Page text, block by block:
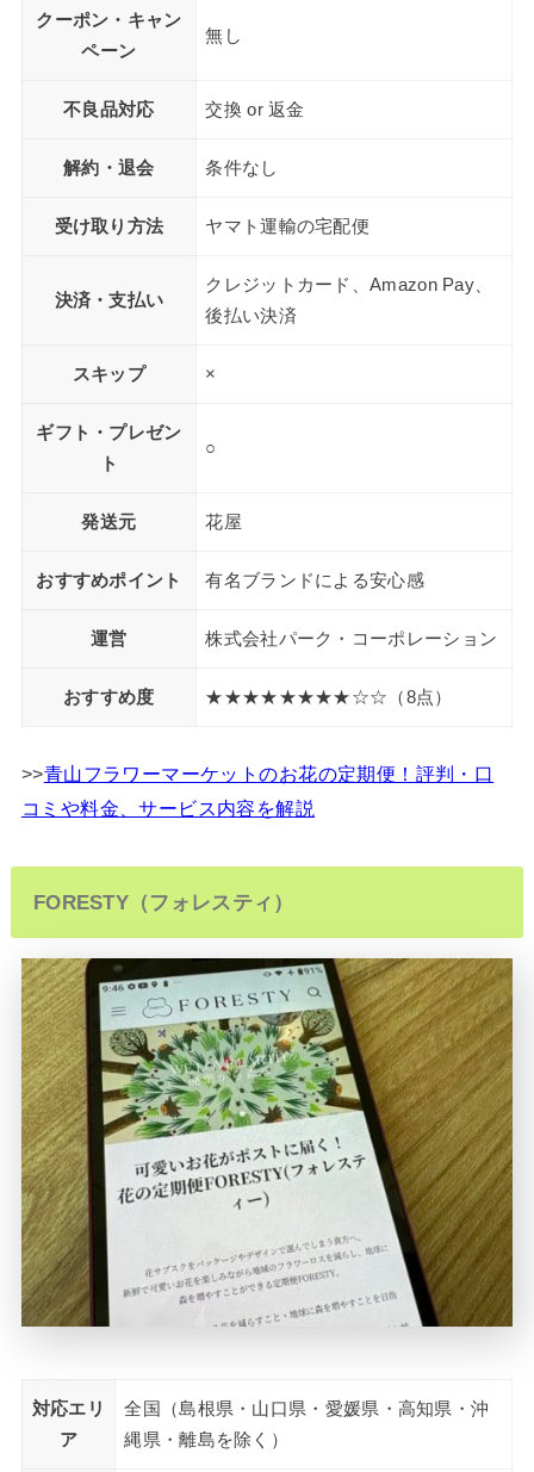
クーポン・キャン
ペーン
無し
不良品対応 交換 or 返金
解約・退会 条件なし
受け取り方法 ヤマト運輸の宅配便
決済・支払い
クレジットカード、Amazon Pay、
後払い決済
スキップ ×
ギフト・プレゼン
ト
○
発送元 花屋
おすすめポイント 有名ブランドによる安心感
運営 株式会社パーク・コーポレーション
おすすめ度 ★★★★★★★★☆☆（8点）
>>青山フラワーマーケットのお花の定期便！評判・口
コミや料金、サービス内容を解説
FORESTY（フォレスティ）
対応エリ
ア
全国（島根県・山口県・愛媛県・高知県・沖
縄県・離島を除く）